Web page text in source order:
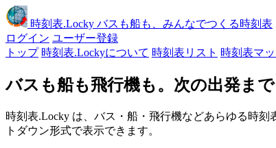
時刻表.Locky バスも船も、みんなでつくる時刻表
ログイン ユーザー登録
トップ 時刻表.Lockyについて 時刻表リスト 時刻表マ
バスも船も飛行機も。次の出発ま
時刻表.Locky は、バス・船・飛行機などあらゆる時
トダウン形式で表示できます。